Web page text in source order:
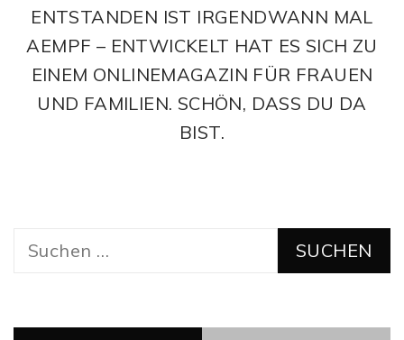
ENTSTANDEN IST IRGENDWANN MAL
AEMPF – ENTWICKELT HAT ES SICH ZU
EINEM ONLINEMAGAZIN FÜR FRAUEN
UND FAMILIEN. SCHÖN, DASS DU DA
BIST.
Suchen